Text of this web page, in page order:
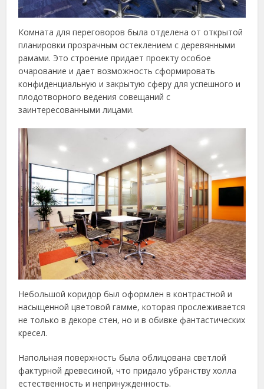
Комната для переговоров была отделена от открытой
планировки прозрачным остеклением с деревянными
рамами. Это строение придает проекту особое
очарование и дает возможность сформировать
конфиденциальную и закрытую сферу для успешного и
плодотворного ведения совещаний с
заинтересованными лицами.
Небольшой коридор был оформлен в контрастной и
насыщенной цветовой гамме, которая прослеживается
не только в декоре стен, но и в обивке фантастических
кресел.
Напольная поверхность была облицована светлой
фактурной древесиной, что придало убранству холла
естественность и непринужденность.